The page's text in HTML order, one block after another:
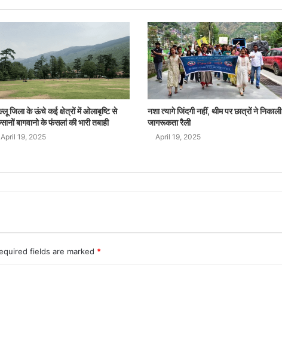
जिला के ऊंचे कई क्षेत्रों में ओलाबृष्टि से
बागवानो के फंसलां की भारी तबाही
April 19, 2025
नशा त्यागे जिंदगी नहीं, थीम पर छात्रों ने निकाली
जागरूकता रैली
April 19, 2025
fields are marked *